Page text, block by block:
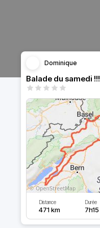
Dominique
Balade du samedi !!!
Distance
471 km
Durée
7h15